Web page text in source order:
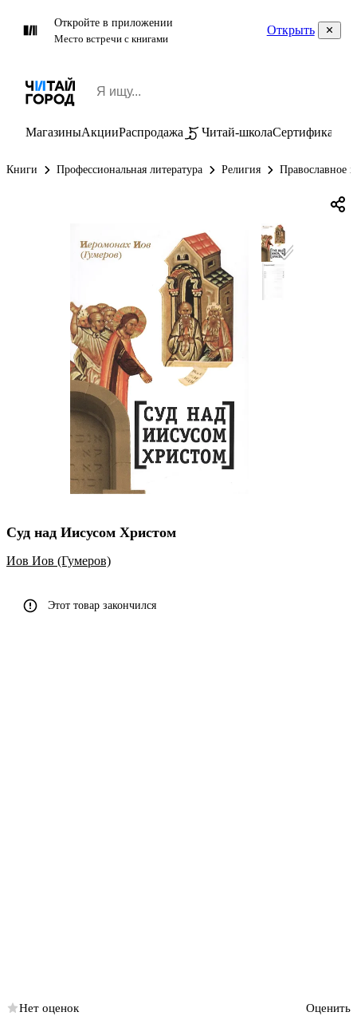
Откройте в приложении
Место встречи с книгами
Открыть
МагазиныАкцииРаспродажа Читай-школаСертификаты
Книги Профессиональная литература Религия Православное
Суд над Иисусом Христом
Иов Иов (Гумеров)
Этот товар закончился
Нет оценок Оценить